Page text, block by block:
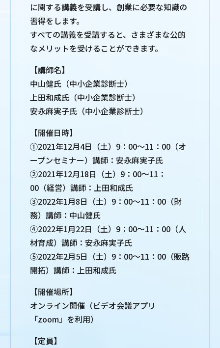
に関する講義を受講し、創業に必要な知識の
習得をします。
すべての講義を受講すると、さまざまな公的
なメリットを受けることができます。
【講師名】
中山健氏（中小企業診断士）
上田和成氏（中小企業診断士）
安永麻実子氏（中小企業診断士）
【開催日時】
①2021年12月4日（土）9：00〜11：00（オ
ープンセミナー）講師：安永麻実子氏
②2021年12月18日（土）9：00〜11：
00（経営）講師：上田和成氏
③2022年1月8日（土）9：00〜11：00（財
務）講師：中山健氏
④2022年1月22日（土）9：00〜11：00（人
材育成）講師：安永麻実子氏
⑤2022年2月5日（土）9：00〜11：00（販路
開拓）講師：上田和成氏
【開催場所】
オンライン開催（ビデオ会議アプリ
「zoom」を利用）
【定員】